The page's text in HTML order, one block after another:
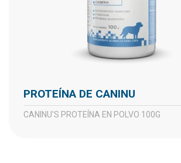
PROTEÍNA DE CANINU
CANINU'S PROTEÍNA EN POLVO 100G